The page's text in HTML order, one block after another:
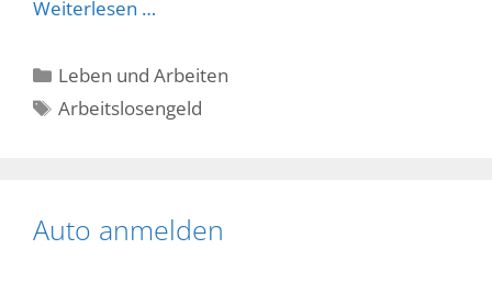
Weiterlesen …
Kategorien
Leben und Arbeiten
Schlagwörter
Arbeitslosengeld
Auto anmelden